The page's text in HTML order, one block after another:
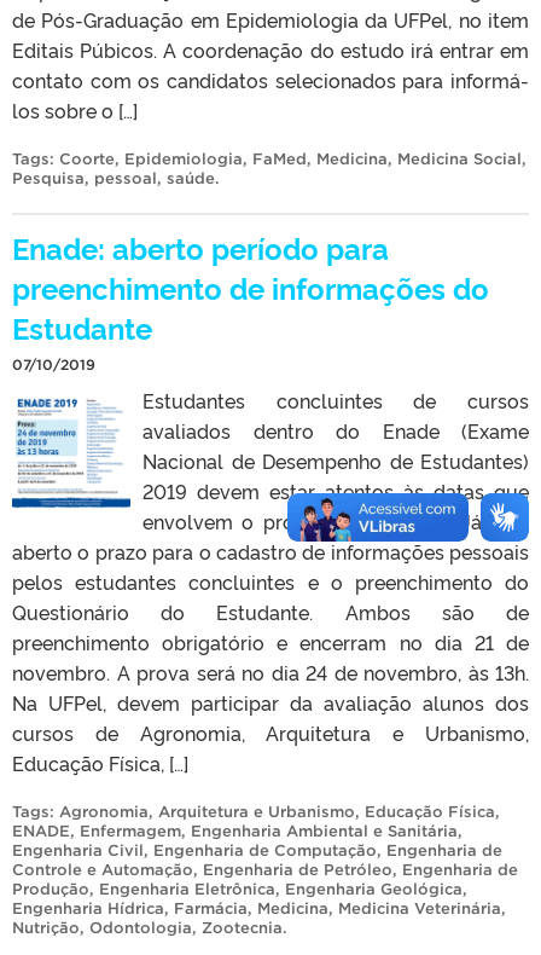
de Pós-Graduação em Epidemiologia da UFPel, no item
Editais Púbicos. A coordenação do estudo irá entrar em
contato com os candidatos selecionados para informá-
los sobre o […]
Tags: Coorte, Epidemiologia, FaMed, Medicina, Medicina Social,
Pesquisa, pessoal, saúde.
Enade: aberto período para
preenchimento de informações do
Estudante
07/10/2019
Estudantes concluintes de cursos
avaliados dentro do Enade (Exame
Nacional de Desempenho de Estudantes)
2019 devem estar atentos às datas que
envolvem o processo neste ano. Já está
aberto o prazo para o cadastro de informações pessoais
pelos estudantes concluintes e o preenchimento do
Questionário do Estudante. Ambos são de
preenchimento obrigatório e encerram no dia 21 de
novembro. A prova será no dia 24 de novembro, às 13h.
Na UFPel, devem participar da avaliação alunos dos
cursos de Agronomia, Arquitetura e Urbanismo,
Educação Física, […]
Tags: Agronomia, Arquitetura e Urbanismo, Educação Física,
ENADE, Enfermagem, Engenharia Ambiental e Sanitária,
Engenharia Civil, Engenharia de Computação, Engenharia de
Controle e Automação, Engenharia de Petróleo, Engenharia de
Produção, Engenharia Eletrônica, Engenharia Geológica,
Engenharia Hídrica, Farmácia, Medicina, Medicina Veterinária,
Nutrição, Odontologia, Zootecnia.